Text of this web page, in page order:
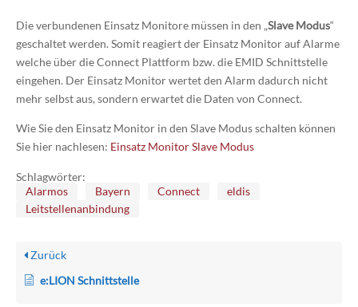
Die verbundenen Einsatz Monitore müssen in den „Slave Modus“
geschaltet werden. Somit reagiert der Einsatz Monitor auf Alarme
welche über die Connect Plattform bzw. die EMID Schnittstelle
eingehen. Der Einsatz Monitor wertet den Alarm dadurch nicht
mehr selbst aus, sondern erwartet die Daten von Connect.
Wie Sie den Einsatz Monitor in den Slave Modus schalten können
Sie hier nachlesen: Einsatz Monitor Slave Modus
Schlagwörter:
Alarmos
Bayern Connect
eldis
Leitstellenanbindung
Zurück
e:LION Schnittstelle